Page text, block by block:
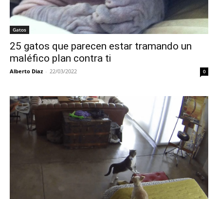
Gatos
25 gatos que parecen estar tramando un
maléfico plan contra ti
Alberto Diaz - 22/03/2022 0